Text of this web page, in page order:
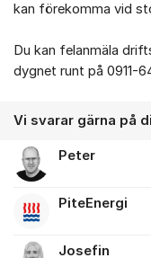
kan förekomma vid
Du kan felanmäla
dygnet runt på 0911-
Vi svarar gärna på
Peter
PiteEnergi
Josefin